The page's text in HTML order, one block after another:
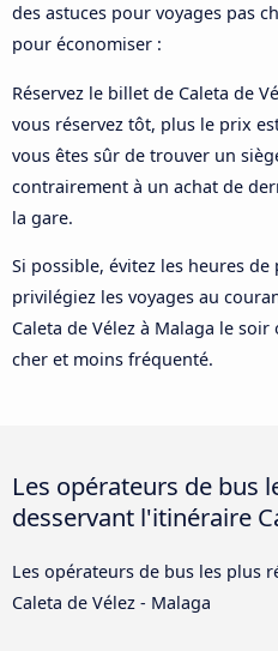
des astuces pour voyages pas
pour économiser :
Réservez le billet de Caleta de
vous réservez tôt, plus le prix
vous êtes sûr de trouver un
contrairement à un achat de
la gare.
Si possible, évitez les heures
privilégiez les voyages au
Caleta de Vélez à Malaga le
cher et moins fréquenté.
Les opérateurs de bus
desservant l'itinéraire
Les opérateurs de bus les plus
Caleta de Vélez - Malaga